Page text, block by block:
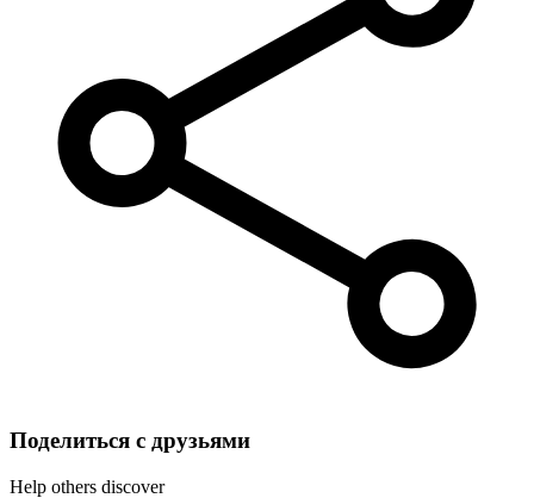
Поделиться с друзьями
Help others discover